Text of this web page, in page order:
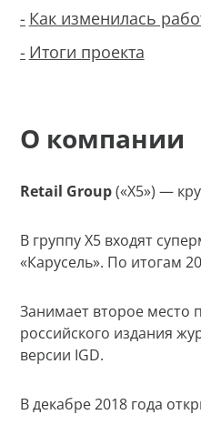
Как изменилась
Итоги проекта
О компании
Retail Group(«Х5») —
В группу X5 входят
«Карусель». По итогам
Занимает второе место
российского издания
версии IGD.
В декабре 2018 года